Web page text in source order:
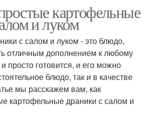
картофельные
и луком
с салом и луком - это блюдо,
отличным дополнением к любому
просто готовится, и его можно
блюдо, так и в качестве
мы расскажем вам, как
картофельные драники с салом и